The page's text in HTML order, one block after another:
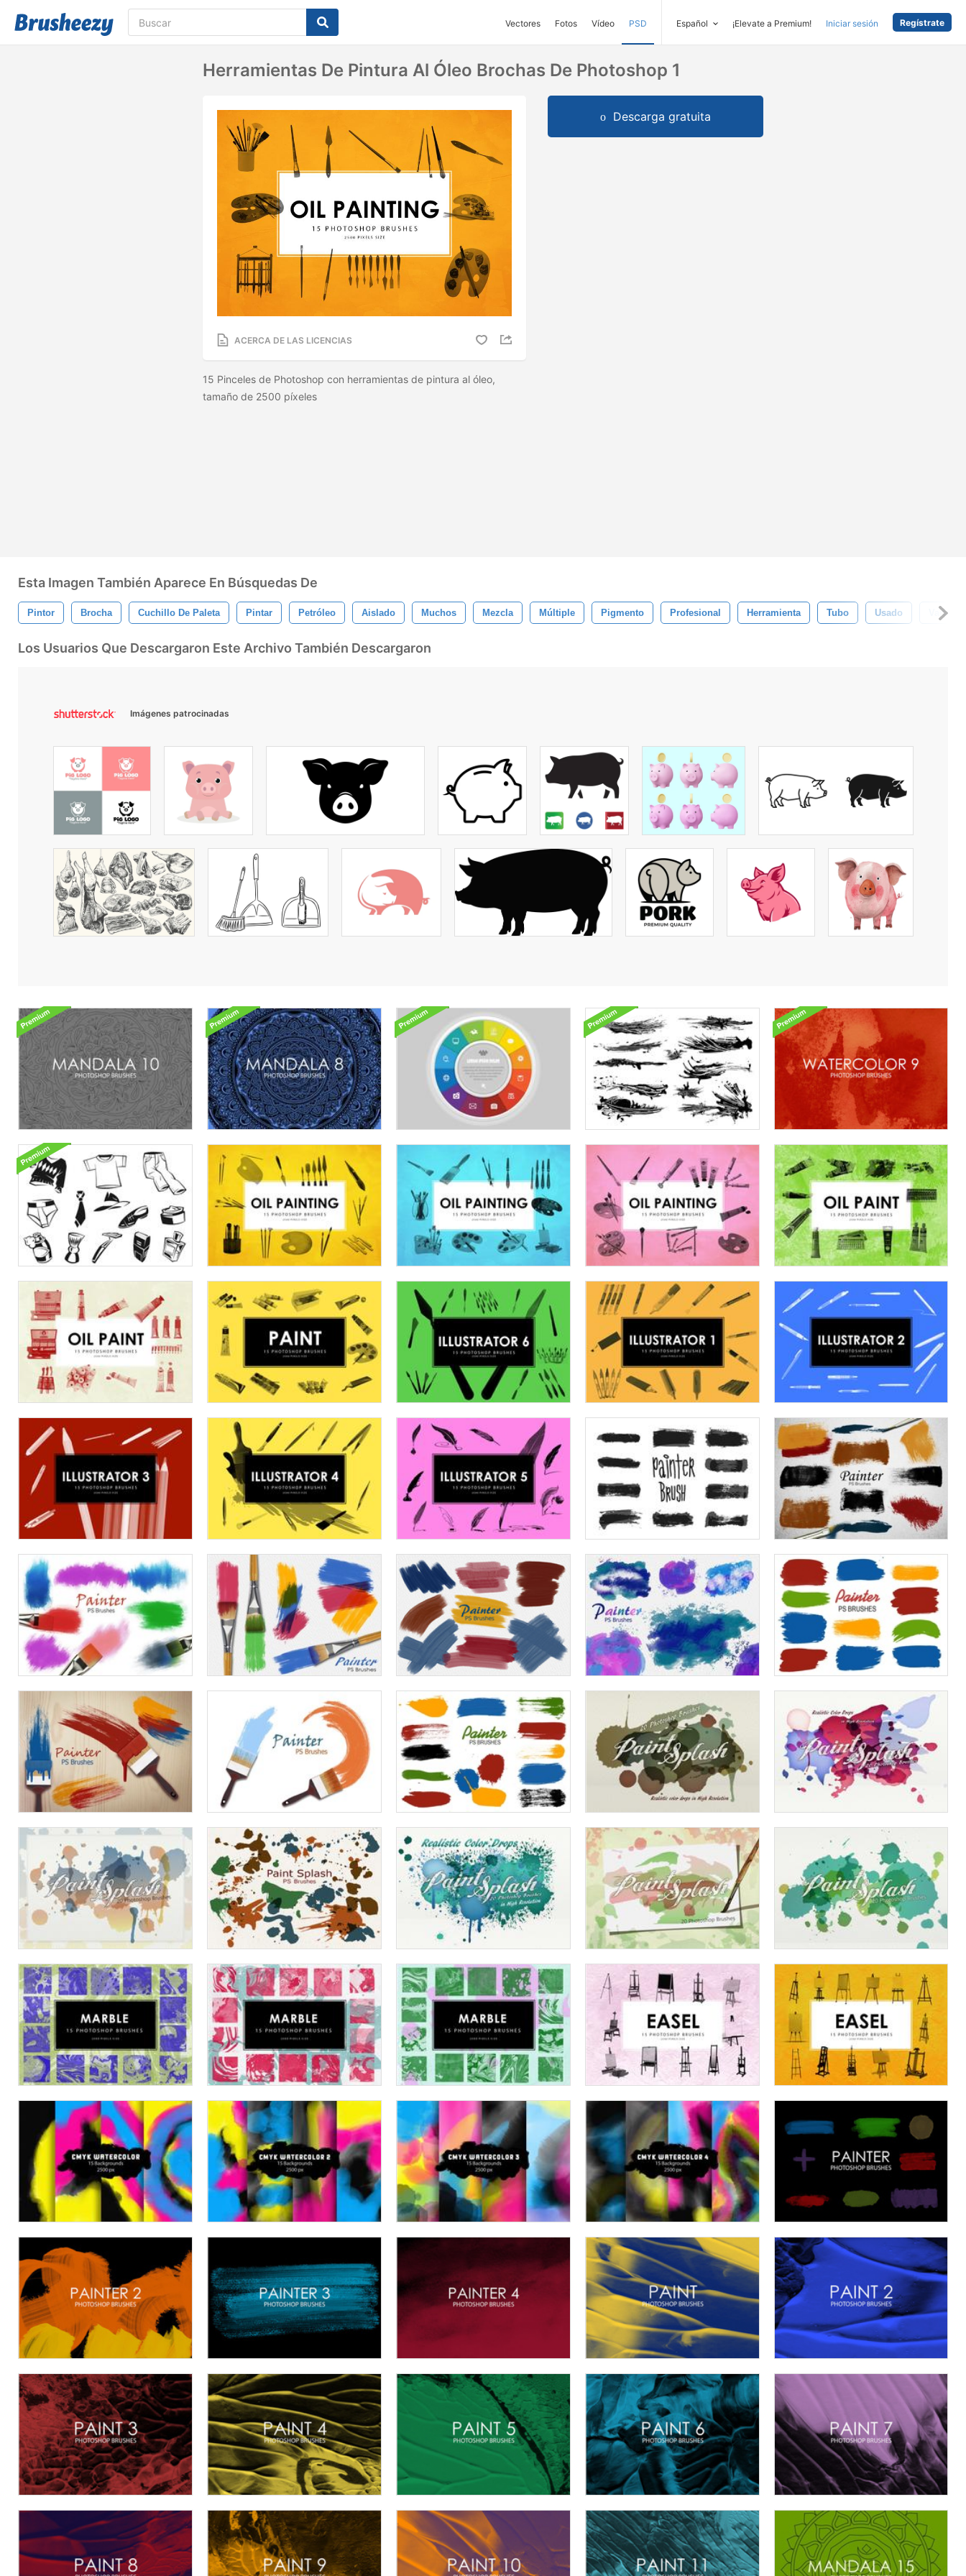
Vectores Fotos Vídeo PSD Español ¡Elevate a Premium! Iniciar sesión Regístrate
Herramientas De Pintura Al Óleo Brochas De Photoshop 1
ACERCA DE LAS LICENCIAS
15 Pinceles de Photoshop con herramientas de pintura al óleo,
tamaño de 2500 píxeles
Descarga gratuita
Esta Imagen También Aparece En Búsquedas De
Pintor Brocha Cuchillo De Paleta Pintar Petróleo Aislado Muchos Mezcla Múltiple Pigmento Profesional Herramienta Tubo Usado
Los Usuarios Que Descargaron Este Archivo También Descargaron
Imágenes patrocinadas